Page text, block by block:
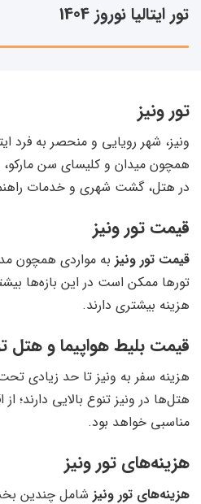
تور ایتالیا نوروز 1404
تور ونیز
ونیز، شهر رویایی و منحصر به فرد
همچون میدان و کلیسای سن مارکو،
در هتل، گشت شهری و خدمات
قیمت تور ونیز
قیمت تور ونیز به مواردی همچون
هزینه بیشتری دارند.
قیمت بلیط هواپیما و هتل
هزینه سفر به ونیز تا حد زیادی
هتل‌ها در ونیز تنوع بالایی
مناسبی خواهد بود.
هزینه‌های تور ونیز
هزینه‌های تور ونیز شامل چندین